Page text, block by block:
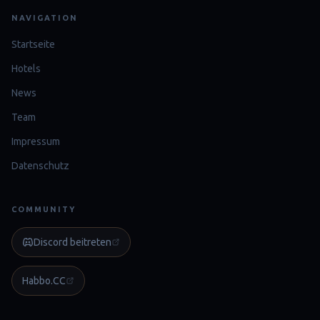
NAVIGATION
Startseite
Hotels
News
Team
Impressum
Datenschutz
COMMUNITY
Discord beitreten
Habbo.CC